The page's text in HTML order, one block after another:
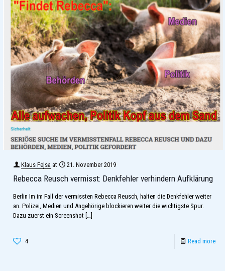
Klaus Fejsa at 21. November 2019
Rebecca Reusch vermisst: Denkfehler verhindern Aufklärung
Berlin Im im Fall der vermissten Rebecca Reusch, halten die Denkfehler weiter
an. Polizei, Medien und Angehörige blockieren weiter die wichtigste Spur.
Dazu zuerst ein Screenshot […]
4 Read more